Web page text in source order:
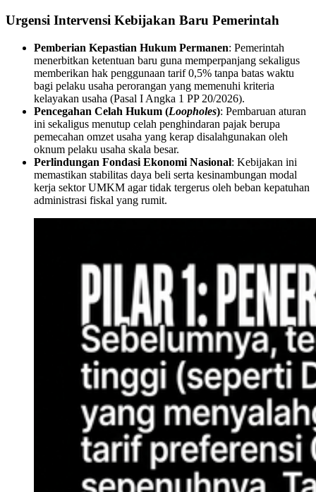
Urgensi Intervensi Kebijakan Baru Pemerintah
Pemberian Kepastian Hukum Permanen: Pemerintah
menerbitkan ketentuan baru guna memperpanjang sekaligus
memberikan hak penggunaan tarif 0,5% tanpa batas waktu
bagi pelaku usaha perorangan yang memenuhi kriteria
kelayakan usaha (Pasal I Angka 1 PP 20/2026).
Pencegahan Celah Hukum (Loopholes): Pembaruan aturan
ini sekaligus menutup celah penghindaran pajak berupa
pemecahan omzet usaha yang kerap disalahgunakan oleh
oknum pelaku usaha skala besar.
Perlindungan Fondasi Ekonomi Nasional: Kebijakan ini
memastikan stabilitas daya beli serta kesinambungan modal
kerja sektor UMKM agar tidak tergerus oleh beban kepatuhan
administrasi fiskal yang rumit.